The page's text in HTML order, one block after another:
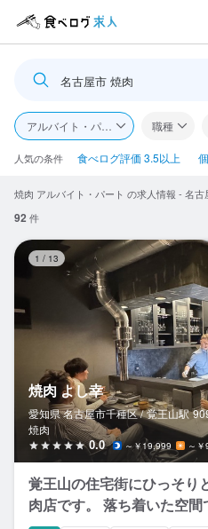
ログイン・無
食べログ求人TOP
求人検索
閲覧履歴
検索履歴・保存した条件
応募履歴
WEB履歴書
スカウト・メルマガ受信設定
名古屋市 焼肉
アルバイト・パート 職種
人気の条件 食べログ評価 3.5以上
焼肉 アルバイト・パート の求人情報 - 名古
92 件
1 / 13
焼肉 よし幸
愛知県 名古屋市千種区 / 覚王山駅
焼肉
0.0 ～￥19,999 ～
覚王山の住宅街にひっそり
肉店です。 落ち着いた空間